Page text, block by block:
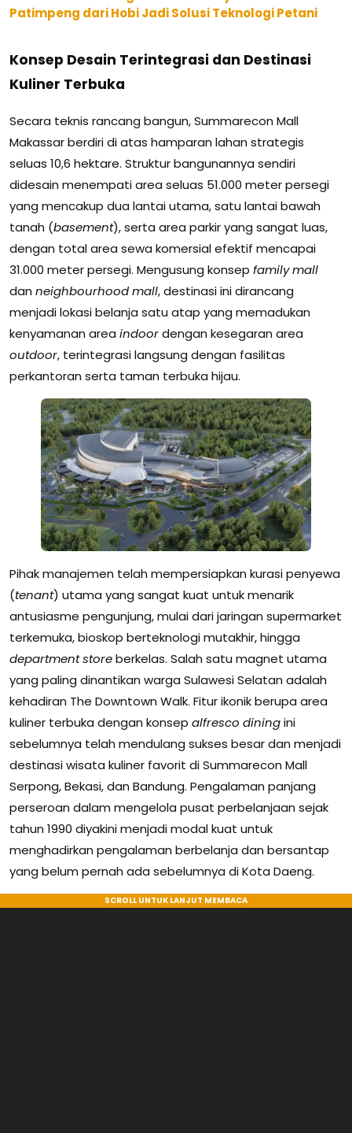
Patimpeng dari Hobi Jadi Solusi Teknologi Petani
Konsep Desain Terintegrasi dan Destinasi
Kuliner Terbuka
Secara teknis rancang bangun, Summarecon Mall
Makassar berdiri di atas hamparan lahan strategis
seluas 10,6 hektare. Struktur bangunannya sendiri
didesain menempati area seluas 51.000 meter persegi
yang mencakup dua lantai utama, satu lantai bawah
tanah (basement), serta area parkir yang sangat luas,
dengan total area sewa komersial efektif mencapai
31.000 meter persegi. Mengusung konsep family mall
dan neighbourhood mall, destinasi ini dirancang
menjadi lokasi belanja satu atap yang memadukan
kenyamanan area indoordengan kesegaran area
outdoor, terintegrasi langsung dengan fasilitas
perkantoran serta taman terbuka hijau.
Pihak manajemen telah mempersiapkan kurasi penyewa
(tenant) utama yang sangat kuat untuk menarik
antusiasme pengunjung, mulai dari jaringan supermarket
terkemuka, bioskop berteknologi mutakhir, hingga
department storeberkelas. Salah satu magnet utama
yang paling dinantikan warga Sulawesi Selatan adalah
kehadiran The Downtown Walk. Fitur ikonik berupa area
kuliner terbuka dengan konsep alfresco diningini
sebelumnya telah mendulang sukses besar dan menjadi
destinasi wisata kuliner favorit di Summarecon Mall
Serpong, Bekasi, dan Bandung. Pengalaman panjang
perseroan dalam mengelola pusat perbelanjaan sejak
tahun 1990 diyakini menjadi modal kuat untuk
menghadirkan pengalaman berbelanja dan bersantap
yang belum pernah ada sebelumnya di Kota Daeng.